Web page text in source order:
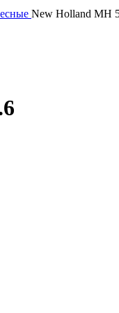
New Holland MH